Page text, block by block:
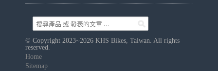
© Copyright 2023~2026 KHS Bikes, Taiwan. All rights
reserved.
Home
Sitemap